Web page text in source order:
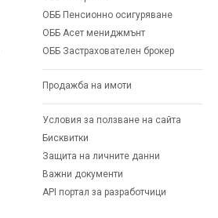
ОББ Пенсионно осигуряване
ОББ Асет мениджмънт
ОББ Застрахователен брокер
Продажба на имоти
Условия за ползване на сайта
Бисквитки
Защита на личните данни
Важни документи
API портал за разработчици